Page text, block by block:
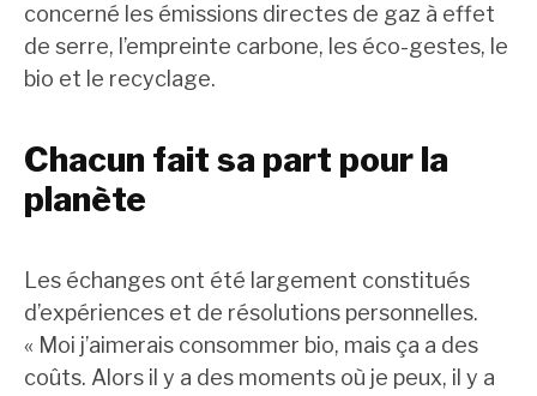
concerné les émissions directes de gaz à effet
de serre, l’empreinte carbone, les éco-gestes, le
bio et le recyclage.
Chacun fait sa part pour la
planète
Les échanges ont été largement constitués
d’expériences et de résolutions personnelles.
« Moi j’aimerais consommer bio, mais ça a des
coûts. Alors il y a des moments où je peux, il y a